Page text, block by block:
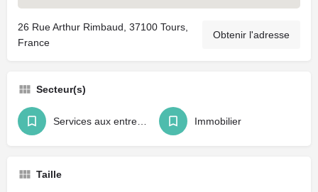
26 Rue Arthur Rimbaud, 37100 Tours,
France
Obtenir l'adresse
Secteur(s)
Immobilier
Taille